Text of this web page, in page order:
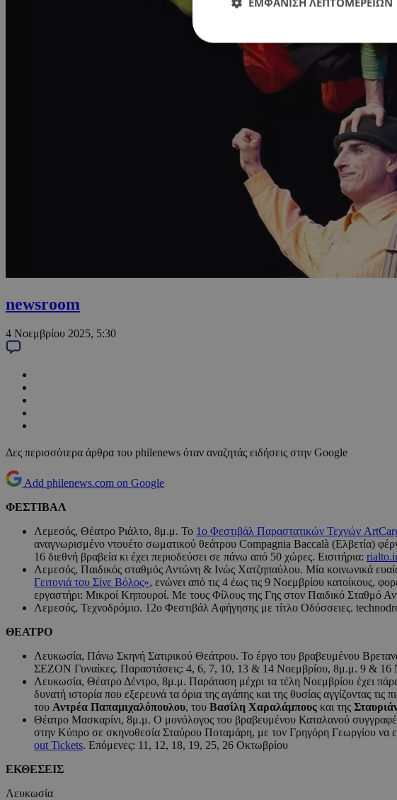
newsroom
4 Νοεμβρίου 2025, 5:30
Δες περισσότερα άρθρα του philenews όταν αναζητάς ειδήσεις στην Google
Add philenews.com on Google
ΦΕΣΤΙΒΑΛ
Λεμεσός, Θέατρο Ριάλτο, 8μ.μ. Το 1ο Φεστιβάλ Παραστατικών Τεχνών
αναγνωρισμένο ντουέτο σωματικού θεάτρου Compagnia Baccalà (Ελβετία)
16 διεθνή βραβεία κι έχει περιοδεύσει σε πάνω από 50 χώρες. Εισιτήρια:
Λεμεσός, Παιδικός σταθμός Αντώνη & Ινώς Χατζηπαύλου. Μία κοινωνικά
Γειτονιά του Σίνε Βόλος», ενώνει από τις 4 έως τις 9 Νοεμβρίου κατοίκους,
εργαστήρι: Μικροί Κηπουροί. Με τους Φίλους της Γης στον Παιδικό Σταθμό
Λεμεσός, Τεχνοδρόμιο. 12ο Φεστιβάλ Αφήγησης με τίτλο Οδύσσειες.
ΘΕΑΤΡΟ
Λευκωσία, Πάνω Σκηνή Σατιρικού Θεάτρου. Το έργο του βραβευμένου
ΣΕΖΟΝ Γυναίκες. Παραστάσεις: 4, 6, 7, 10, 13 & 14 Νοεμβρίου, 8μ.μ. 9 & 16
Λευκωσία, Θέατρο Δέντρο, 8μ.μ. Παράταση μέχρι τα τέλη Νοεμβρίου έχει
δυνατή ιστορία που εξερευνά τα όρια της αγάπης και της θυσίας αγγίζοντας
του Αντρέα Παπαμιχαλόπουλου, του Βασίλη Χαραλάμπους και της
Θέατρο Μασκαρίνι, 8μ.μ. Ο μονόλογος του βραβευμένου Καταλανού
στην Κύπρο σε σκηνοθεσία Σταύρου Ποταμάρη, με τον Γρηγόρη Γεωργίου να
out Tickets. Επόμενες: 11, 12, 18, 19, 25, 26 Οκτωβρίου
ΕΚΘΕΣΕΙΣ
Λευκωσία